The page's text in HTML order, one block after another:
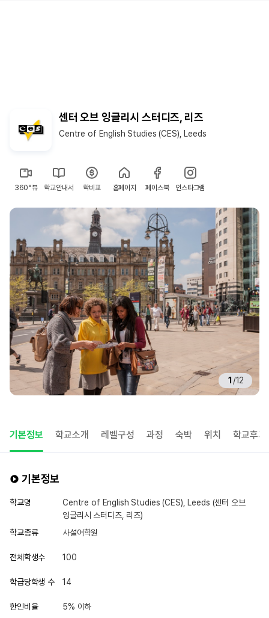
센터 오브 잉글리시 스터디즈, 리즈
Centre of English Studies (CES), Leeds
360°뷰 학교안내서 학비표 홈페이지 페이스북 인스타그램
1 /12
기본정보 학교소개 레벨구성 과정 숙박 위치 학교후기
기본정보
학교명
Centre of English Studies (CES), Leeds (센터 오브
잉글리시 스터디즈, 리즈)
학교종류
사설어학원
전체학생수 100
학급당학생 수 14
한인비율 5% 이하